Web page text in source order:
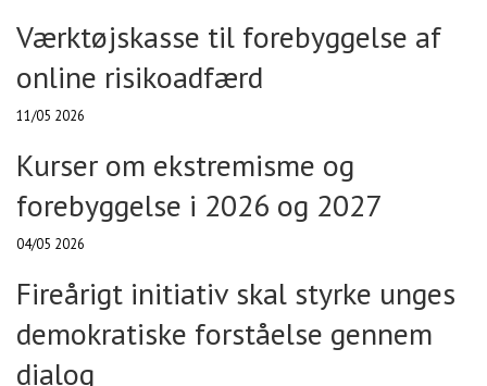
Værktøjskasse til forebyggelse af
online risikoadfærd
11/05 2026
Kurser om ekstremisme og
forebyggelse i 2026 og 2027
04/05 2026
Fireårigt initiativ skal styrke unges
demokratiske forståelse gennem
dialog